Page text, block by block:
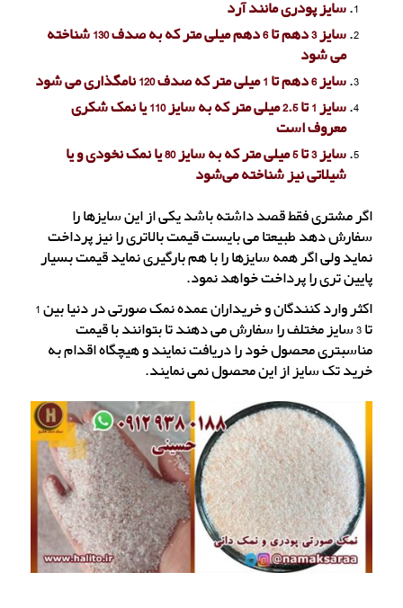
سایز پودری مانند آرد
سایز 3 دهم تا 6 دهم میلی متر که به صدف 130 شناخته
می شود
سایز 6 دهم تا 1 میلی متر که صدف 120 نامگذاری می شود
سایز 1 تا 2.5 میلی متر که به سایز 110 یا نمک شکری
معروف است
سایز 3 تا 5 میلی متر که به سایز 80 یا نمک نخودی و یا
شیلاتی نیز شناخته می‌شود
اگر مشتری فقط قصد داشته باشد یکی از این سایزها را
سفارش دهد طبیعتا می بایست قیمت بالاتری را نیز پرداخت
نماید ولی اگر همه سایزها را با هم بارگیری نماید قیمت بسیار
پایین تری را پرداخت خواهد نمود.
اکثر وارد کنندگان و خریداران عمده نمک صورتی در دنیا بین 1
تا 3 سایز مختلف را سفارش می دهند تا بتوانند با قیمت
مناسبتری محصول خود را دریافت نمایند و هیچگاه اقدام به
خرید تک سایز از این محصول نمی نمایند.